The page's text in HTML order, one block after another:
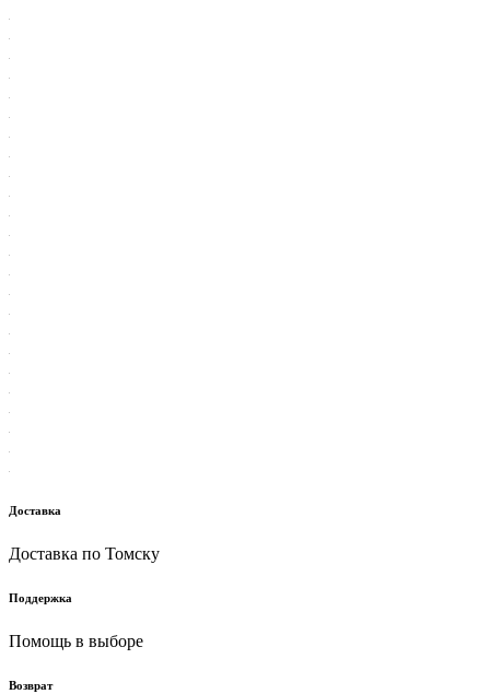
Доставка
Доставка по Томску
Поддержка
Помощь в выборе
Возврат